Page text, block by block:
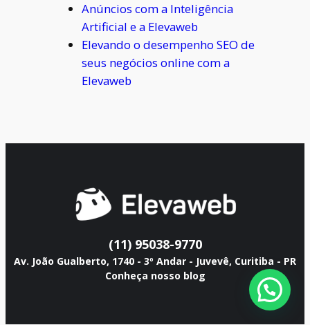
Anúncios com a Inteligência
Artificial e a Elevaweb
Elevando o desempenho SEO de
seus negócios online com a
Elevaweb
(11) 95038-9770
Av. João Gualberto, 1740 - 3º Andar - Juvevê, Curitiba - PR
Conheça nosso blog